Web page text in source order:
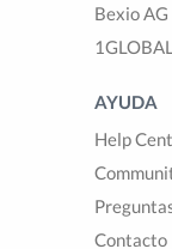
Bexio AG
1GLOBAL
AYUDA
Help
Contacto